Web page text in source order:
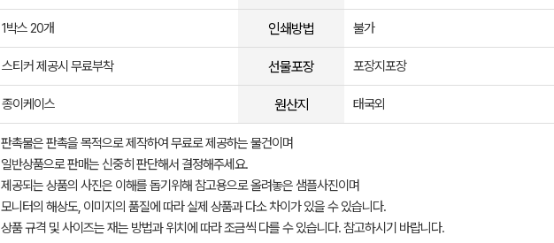
1박스 20개 인쇄방법 불가
스티커 제공시 무료부착 선물포장 포장지포장
종이케이스 원산지 태국외
판촉물은 판촉을 목적으로 제작하여 무료로 제공하는 물건이며
일반상품으로 판매는 신중히 판단해서 결정해주세요.
제공되는 상품의 사진은 이해를 돕기위해 참고용으로 올려놓은 샘플사진이며
모니터의 해상도, 이미지의 품질에 따라 실제 상품과 다소 차이가 있을 수 있습니다.
상품 규격 및 사이즈는 재는 방법과 위치에 따라 조금씩 다를 수 있습니다. 참고하시기 바랍니다.